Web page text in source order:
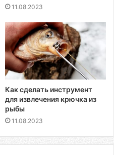
11.08.2023
Как сделать инструмент
для извлечения крючка из
рыбы
11.08.2023